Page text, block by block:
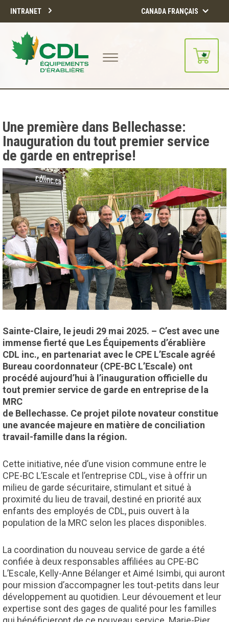
INTRANET CANADA FRANÇAIS
CONTINUER
Une première dans Bellechasse:
Inauguration du tout premier service
de garde en entreprise!
Sainte-Claire, le jeudi 29 mai 2025. – C’est avec une
immense fierté que Les Équipements d’érablière
CDL inc., en partenariat avec le CPE L’Escale agréé
Bureau coordonnateur (CPE-BC L’Escale) ont
procédé aujourd’hui à l’inauguration officielle du
tout premier service de garde en entreprise de la
MRC
de Bellechasse. Ce projet pilote novateur constitue
une avancée majeure en matière de conciliation
travail-famille dans la région.
Cette initiative, née d’une vision commune entre le
CPE-BC L’Escale et l’entreprise CDL, vise à offrir un
milieu de garde sécuritaire, stimulant et situé à
proximité du lieu de travail, destiné en priorité aux
enfants des employés de CDL, puis ouvert à la
population de la MRC selon les places disponibles.
La coordination du nouveau service de garde a été
confiée à deux responsables affiliées au CPE-BC
L’Escale, Kelly-Anne Bélanger et Aimé Isimbi, qui auront
pour mission d’accompagner les tout-petits dans leur
développement au quotidien. Leur dévouement et leur
expertise sont des gages de qualité pour les familles